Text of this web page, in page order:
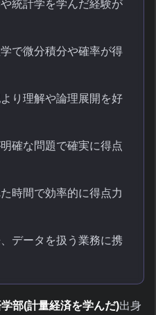
統計学を学んだ経験が
で微分積分や確率が得
り理解や論理展開を好
確な問題で確実に得点
時間で効率的に得点力
データを扱う業務に携
部(計量経済を学んだ)出身